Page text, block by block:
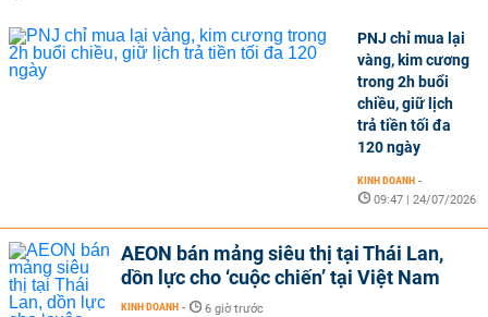
PNJ chỉ mua lại
vàng, kim cương
trong 2h buổi
chiều, giữ lịch
trả tiền tối đa
120 ngày
KINH DOANH -
09:47 | 24/07/2026
AEON bán mảng siêu thị tại Thái Lan,
dồn lực cho ‘cuộc chiến’ tại Việt Nam
KINH DOANH - 6 giờ trước